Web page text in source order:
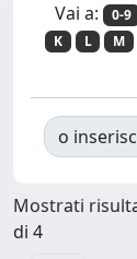
Vai a: 0-9
K
L M
o
Mostrati
di 4